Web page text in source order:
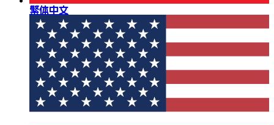
繁体中文